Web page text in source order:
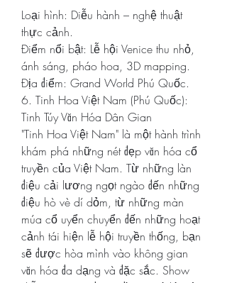
Loại hình: Diễu hành – nghệ thuật
thực cảnh.
Điểm nổi bật: Lễ hội Venice thu nhỏ,
ánh sáng, pháo hoa, 3D mapping.
Địa điểm: Grand World Phú Quốc.
6. Tinh Hoa Việt Nam (Phú Quốc):
Tinh Túy Văn Hóa Dân Gian
"Tinh Hoa Việt Nam" là một hành trình
khám phá những nét đẹp văn hóa cổ
truyền của Việt Nam. Từ những làn
điệu cải lương ngọt ngào đến những
điệu hò vè dí dỏm, từ những màn
múa cổ uyển chuyển đến những hoạt
cảnh tái hiện lễ hội truyền thống, bạn
sẽ được hòa mình vào không gian
văn hóa đa dạng và đặc sắc. Show